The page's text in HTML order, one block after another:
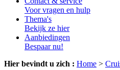
Voor vragen en hulp
Thema's
Bekijk ze hier
Aanbiedingen
Bespaar nu!
Hier bevindt u zich : Home >